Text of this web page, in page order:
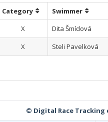
Category Swimmer
X Dita Šmídová
X Steli Pavelková
© Digital Race Tracking